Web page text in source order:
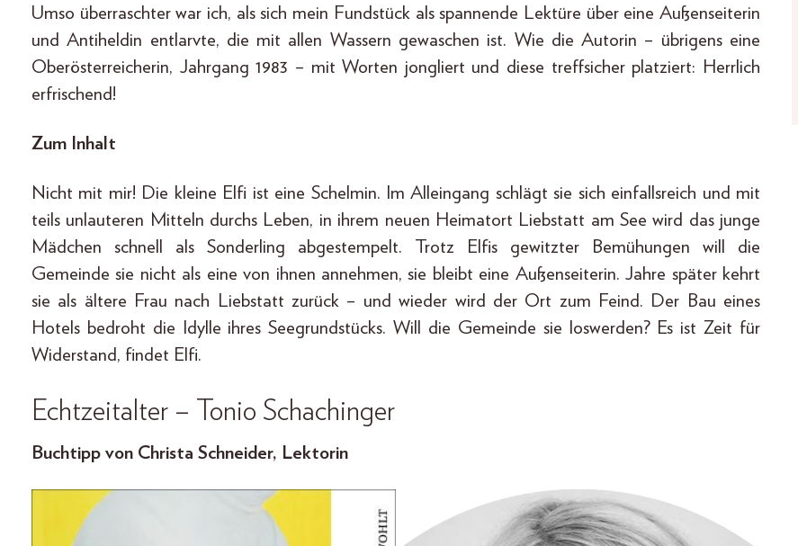
Umso überraschter war ich, als sich mein Fundstück als spannende Lektüre über eine Außenseiterin
und Antiheldin entlarvte, die mit allen Wassern gewaschen ist. Wie die Autorin – übrigens eine
Oberösterreicherin, Jahrgang 1983 – mit Worten jongliert und diese treffsicher platziert: Herrlich
erfrischend!
Zum Inhalt
Nicht mit mir! Die kleine Elfi ist eine Schelmin. Im Alleingang schlägt sie sich einfallsreich und mit
teils unlauteren Mitteln durchs Leben, in ihrem neuen Heimatort Liebstatt am See wird das junge
Mädchen schnell als Sonderling abgestempelt. Trotz Elfis gewitzter Bemühungen will die
Gemeinde sie nicht als eine von ihnen annehmen, sie bleibt eine Außenseiterin. Jahre später kehrt
sie als ältere Frau nach Liebstatt zurück – und wieder wird der Ort zum Feind. Der Bau eines
Hotels bedroht die Idylle ihres Seegrundstücks. Will die Gemeinde sie loswerden? Es ist Zeit für
Widerstand, findet Elfi.
Echtzeitalter – Tonio Schachinger
Buchtipp von Christa Schneider, Lektorin